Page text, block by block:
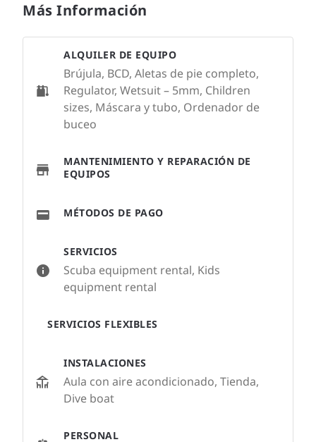
Más Información
SERVICIOS
Scuba equipment rental, Kids
equipment rental
SERVICIOS FLEXIBLES
INSTALACIONES
Aula con aire acondicionado, Tienda,
Dive boat
PERSONAL
ALQUILER DE EQUIPO
Brújula, BCD, Aletas de pie completo,
Regulator, Wetsuit – 5mm, Children
sizes, Máscara y tubo, Ordenador de
buceo
MANTENIMIENTO Y REPARACIÓN DE
EQUIPOS
MÉTODOS DE PAGO